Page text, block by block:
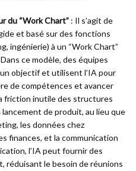
du “Work Chart” : Il s’agit de
et basé sur des fonctions
ingénierie) à un “Work Chart”
ce modèle, des équipes
objectif et utilisent l’IA pour
de compétences et avancer
friction inutile des structures
de produit, au lieu que
les données chez
finances, et la communication
l’IA peut fournir des
réduisant le besoin de réunions